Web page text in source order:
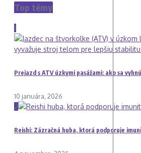
Top témy
1
Prejazd s ATV úzkymi pasážami: ako sa
10 januára, 2026
2
Reishi: Zázračná huba, ktorá podporuje